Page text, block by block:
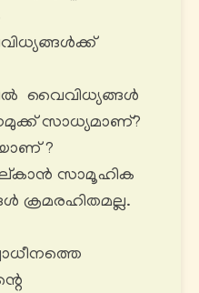
വൈവിധ്യങ്ങൾ
സാധ്യമാണ്?
?
സാമൂഹിക
ക്രമരഹിതമല്ല.